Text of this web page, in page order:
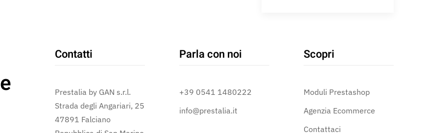
Contatti
Prestalia by GAN s.r.l.
Strada degli Angariari, 25
47891 Falciano
Parla con noi
+39 0541 1480222
info@prestalia.it
Scopri
Moduli Prestashop
Agenzia Ecommerce
Contattaci